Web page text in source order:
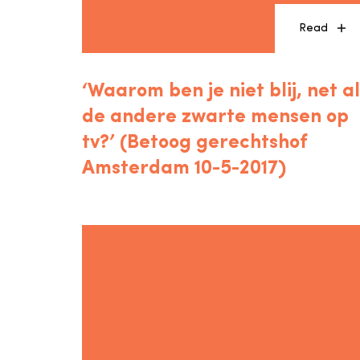
Read
‘Waarom ben je niet blij, net
de andere zwarte mensen op
tv?’ (Betoog gerechtshof
Amsterdam 10-5-2017)